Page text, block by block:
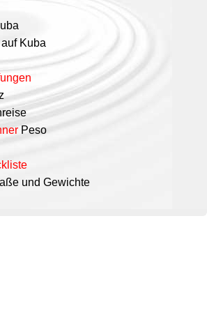
auf Kuba
Peso
und Gewichte